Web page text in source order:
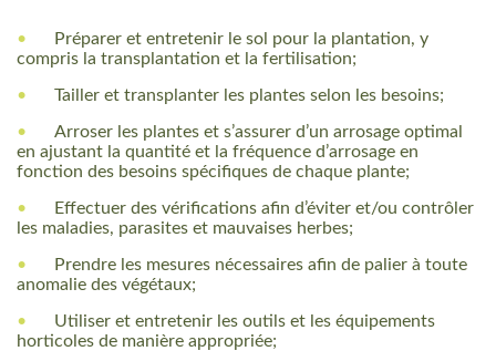
Préparer et entretenir le sol pour la plantation, y
compris la transplantation et la fertilisation;
Tailler et transplanter les plantes selon les besoins;
Arroser les plantes et s’assurer d’un arrosage optimal
en ajustant la quantité et la fréquence d’arrosage en
fonction des besoins spécifiques de chaque plante;
Effectuer des vérifications afin d’éviter et/ou contrôler
les maladies, parasites et mauvaises herbes;
Prendre les mesures nécessaires afin de palier à toute
anomalie des végétaux;
Utiliser et entretenir les outils et les équipements
horticoles de manière appropriée;